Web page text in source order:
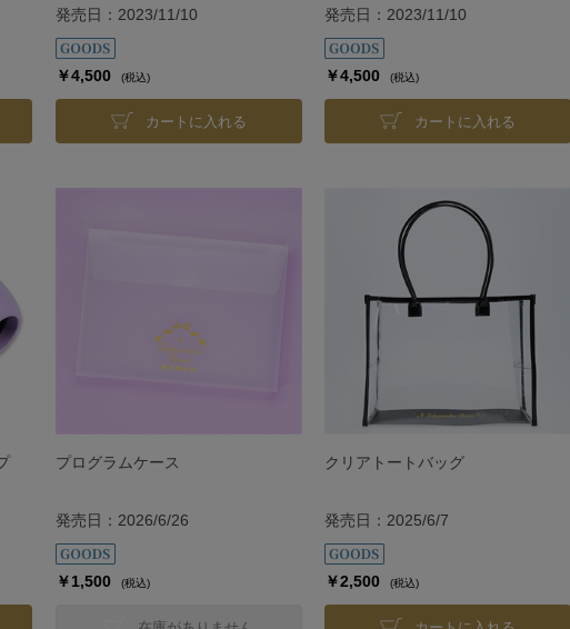
発売日：2023/11/10
￥4,500 (税込)
カートに入れる
発売日：2023/11/10
￥4,500 (税込)
カートに入れる
プログラムケース
発売日：2026/6/26
￥1,500 (税込)
クリアトートバッグ
発売日：2025/6/7
￥2,500 (税込)